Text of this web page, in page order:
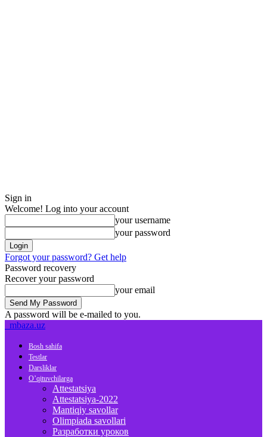
Sign in
Welcome! Log into your account
your username
your password
Forgot your password? Get help
Password recovery
Recover your password
your email
A password will be e-mailed to you.
mbaza.uz
Bosh sahifa
Testlar
Darsliklar
O’qituvchilarga
Attestatsiya
Attestatsiya-2022
Mantiqiy savollar
Olimpiada savollari
Разработки уроков